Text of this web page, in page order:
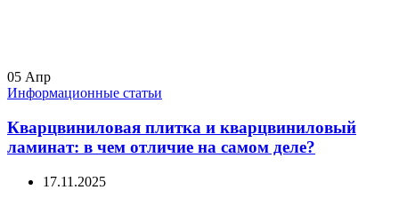
05 Апр
Информационные статьи
Кварцвиниловая плитка и кварцвиниловый
ламинат: в чем отличие на самом деле?
17.11.2025